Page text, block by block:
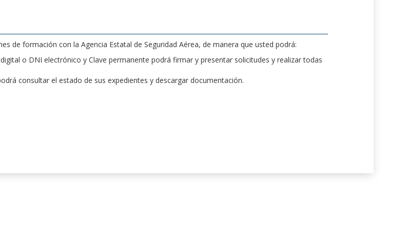
de formación con la Agencia Estatal de Seguridad Aérea, de manera que usted podrá:
o DNI electrónico y Clave permanente podrá firmar y presentar solicitudes y realizar todas
consultar el estado de sus expedientes y descargar documentación.